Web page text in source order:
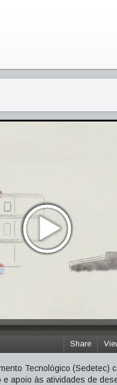
Share
Tecnológico
apoio às atividades de